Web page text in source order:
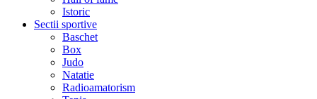
Istoric
Sectii sportive
Baschet
Box
Judo
Natatie
Radioamatorism